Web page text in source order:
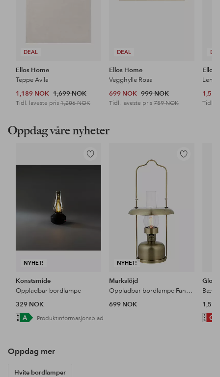
DEAL
Ellos Home
Teppe Avila
1,189 NOK 1,699 NOK
Tidl. laveste pris 1,206 NOK
DEAL
Ellos Home
Vegghylle Rosa
699 NOK 999 NOK
Tidl. laveste pris759 NOK
Ellos
Tidl.
Oppdag våre nyheter
NYHET!
Legg
til
Konstsmide
Oppladbar bordlampe
329 NOK
Produktinformasjonsblad
NYHET!
Legg
Markslöjd
Oppladbar bordlampe Fanos B/O
699 NOK
Oppdag mer
Hvite bordlamper